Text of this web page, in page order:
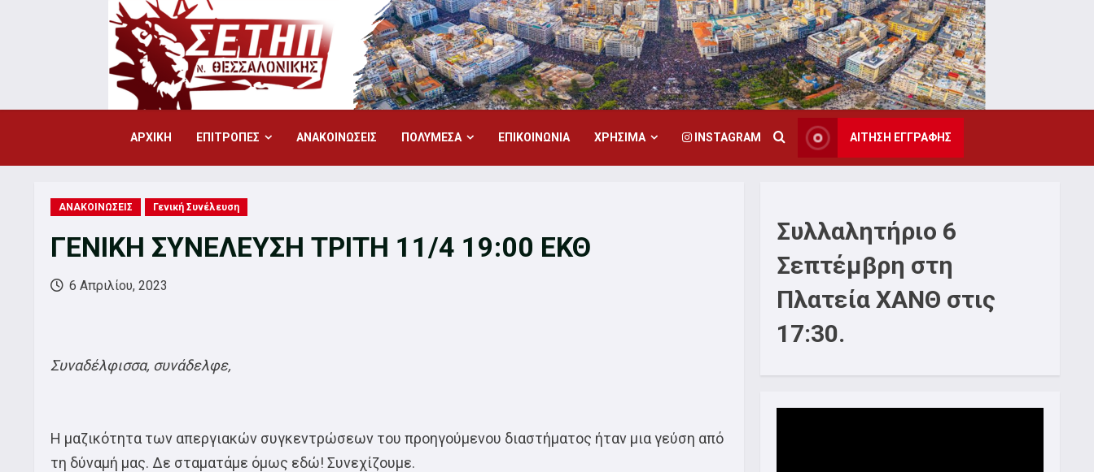
ΑΡΧΙΚΗ ΕΠΙΤΡΟΠΕΣ ΑΝΑΚΟΙΝΩΣΕΙΣ ΠΟΛΥΜΕΣΑ ΕΠΙΚΟΙΝΩΝΙΑ ΧΡΗΣΙΜΑ INSTAGRAM ΑΙΤΗΣΗ ΕΓΓΡΑΦΗΣ
ΑΝΑΚΟΙΝΩΣΕΙΣ Γενική Συνέλευση
ΓΕΝΙΚΗ ΣΥΝΕΛΕΥΣΗ ΤΡΙΤΗ 11/4 19:00 ΕΚΘ
6 Απριλίου, 2023
Συναδέλφισσα, συνάδελφε,
Η μαζικότητα των απεργιακών συγκεντρώσεων του προηγούμενου διαστήματος ήταν μια γεύση από
τη δύναμή μας. Δε σταματάμε όμως εδώ! Συνεχίζουμε.
Συλλαλητήριο 6
Σεπτέμβρη στη
Πλατεία ΧΑΝΘ στις
17:30.